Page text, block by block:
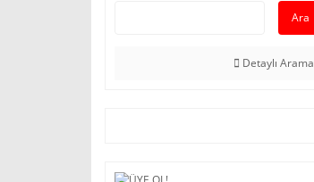
Ara
Detaylı Arama